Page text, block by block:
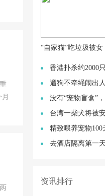
“自家猫”吃垃圾被女
子拎脖带回，回家后
香港扑杀约2000
争议，港媒：保障
遛狗不牵绳闹出
后，“凶手”哪去
没有“宠物盲盒”
的处境会变好吗
台湾一柴犬将被
伴主人16年，主
精致喂养宠物100
它杀死、煎烤、吃
去酒店隔离第一
资讯排行